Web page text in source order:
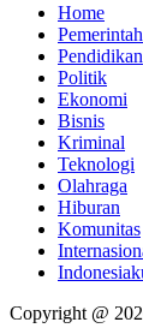
Home
Pendidikan
Politik
Ekonomi
Bisnis
Kriminal
Teknologi
Olahraga
Hiburan
Komunitas
Copyright @